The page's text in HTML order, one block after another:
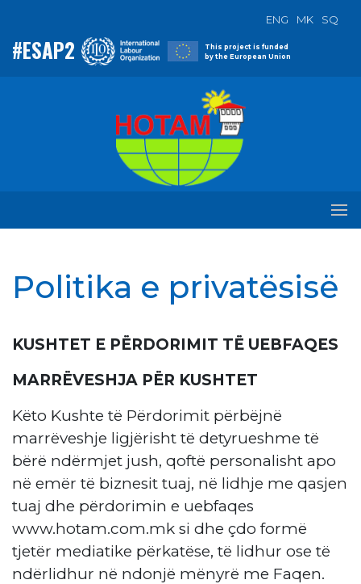
ENG MK SQ
#ESAP2
This project is funded
by the European Union
Politika e privatësisë
KUSHTET E PËRDORIMIT TË UEBFAQES
MARRËVESHJA PËR KUSHTET
Këto Kushte të Përdorimit përbëjnë
marrëveshje ligjërisht të detyrueshme të
bërë ndërmjet jush, qoftë personalisht apo
në emër të biznesit tuaj, në lidhje me qasjen
tuaj dhe përdorimin e uebfaqes
www.hotam.com.mk si dhe çdo formë
tjetër mediatike përkatëse, të lidhur ose të
ndërlidhur në ndonjë mënyrë me Faqen.